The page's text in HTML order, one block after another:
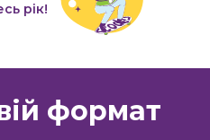
рік!
формат